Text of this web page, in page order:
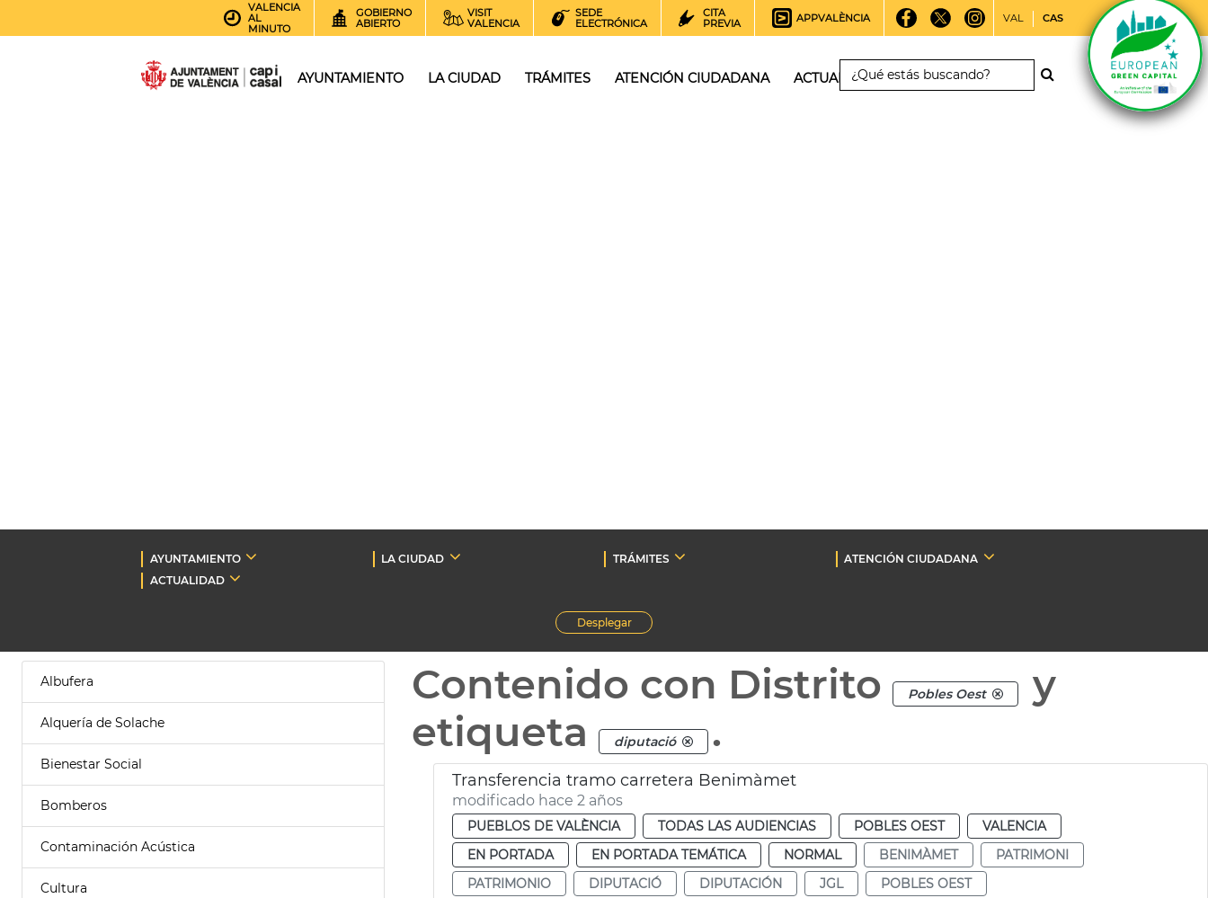
VALENCIA
AL
MINUTO
GOBIERNO
ABIERTO
VISIT
VALENCIA
SEDE
ELECTRÓNICA
CITA
PREVIA
APPVALÈNCIA VAL CAS
AYUNTAMIENTO LA CIUDAD TRÁMITES ATENCIÓN CIUDADANA ACTUALIDAD
AYUNTAMIENTO LA CIUDAD TRÁMITES
ATENCIÓN CIUDADANA
ACTUALIDAD
Desplegar
Albufera
Alquería de Solache
Bienestar Social
Bomberos
Contaminación Acústica
Cultura
Contenido con Distrito Pobles Oest
y
etiqueta
diputació .
Transferencia tramo carretera Benimàmet
modificado hace 2 años
PUEBLOS DE VALÈNCIA TODAS LAS AUDIENCIAS POBLES OEST
VALENCIA
EN PORTADA
EN PORTADA TEMÁTICA NORMAL BENIMÀMET
PATRIMONI
PATRIMONIO
DIPUTACIÓ DIPUTACIÓN JGL POBLES OEST